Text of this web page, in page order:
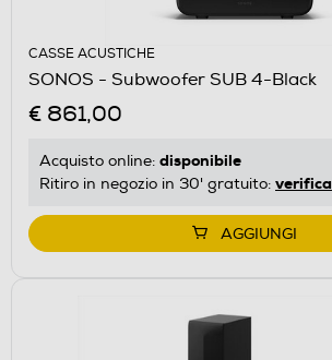
CASSE ACUSTICHE
SONOS - Subwoofer SUB 4-Black
€ 861,00
Acquisto online: disponibile
Ritiro in negozio in 30' gratuito: verifica
AGGIUNGI